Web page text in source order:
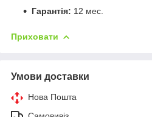
Гарантія: 12 мес.
Приховати
Умови доставки
Нова Пошта